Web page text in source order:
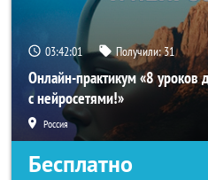
03:41:58 Получили:31
Онлайн-практикум «8 уроков
с нейросетями!»
Россия
Бесплатно